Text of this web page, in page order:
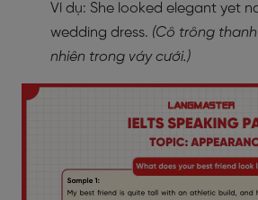
Ví dụ: She looked elegant yet
wedding dress. (Cô trông
nhiên trong váy cưới.)